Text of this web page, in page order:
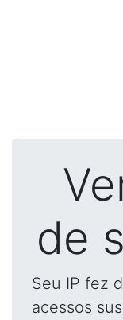
de
Seu IP fez
acessos